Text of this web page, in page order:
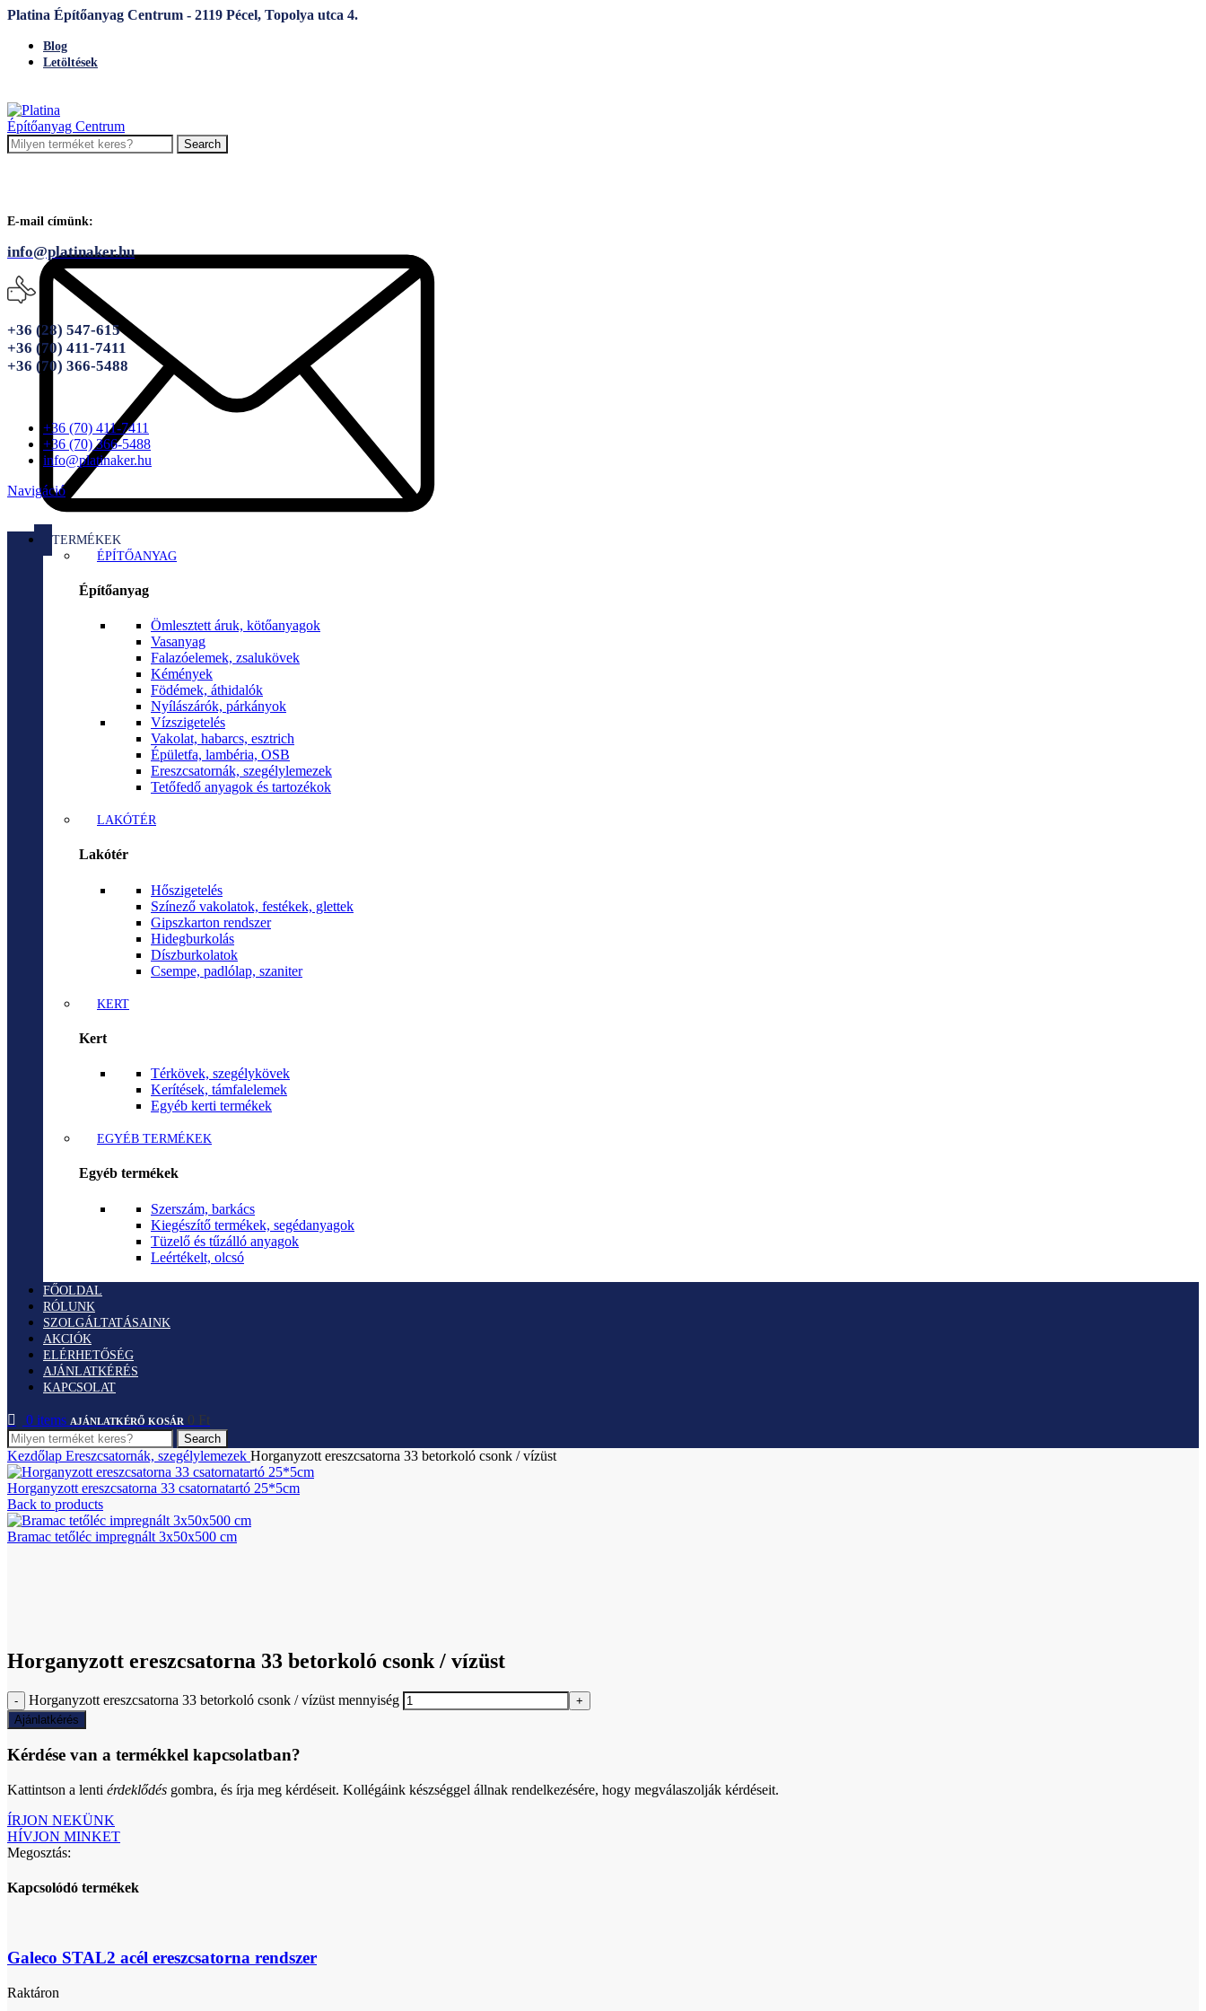
Platina Építőanyag Centrum - 2119 Pécel, Topolya utca 4.
Blog
Letöltések
Search
E-mail címünk:
info@platinaker.hu
+36 (28) 547-615
+36 (70) 411-7411
+36 (70) 366-5488
+36 (70) 411-7411
+36 (70) 366-5488
info@platinaker.hu
Navigáció
TERMÉKEK
ÉPÍTŐANYAG
Építőanyag
Ömlesztett áruk, kötőanyagok
Vasanyag
Falazóelemek, zsalukövek
Kémények
Födémek, áthidalók
Nyílászárók, párkányok
Vízszigetelés
Vakolat, habarcs, esztrich
Épületfa, lambéria, OSB
Ereszcsatornák, szegélylemezek
Tetőfedő anyagok és tartozékok
LAKÓTÉR
Lakótér
Hőszigetelés
Színező vakolatok, festékek, glettek
Gipszkarton rendszer
Hidegburkolás
Díszburkolatok
Csempe, padlólap, szaniter
KERT
Kert
Térkövek, szegélykövek
Kerítések, támfalelemek
Egyéb kerti termékek
EGYÉB TERMÉKEK
Egyéb termékek
Szerszám, barkács
Kiegészítő termékek, segédanyagok
Tüzelő és tűzálló anyagok
Leértékelt, olcsó
FŐOLDAL
RÓLUNK
SZOLGÁLTATÁSAINK
AKCIÓK
ELÉRHETŐSÉG
AJÁNLATKÉRÉS
KAPCSOLAT
0 items 0 Ft
Search
Kezdőlap Ereszcsatornák, szegélylemezek Horganyzott ereszcsatorna 33 betorkoló csonk / vízüst
Horganyzott ereszcsatorna 33 csatornatartó 25*5cm
Back to products
Bramac tetőléc impregnált 3x50x500 cm
Horganyzott ereszcsatorna 33 betorkoló csonk / vízüst
Horganyzott ereszcsatorna 33 betorkoló csonk / vízüst mennyiség
Ajánlatkérés
Kérdése van a termékkel kapcsolatban?
Kattintson a lenti érdeklődés gombra, és írja meg kérdéseit. Kollégáink készséggel állnak rendelkezésére, hogy megválaszolják kérdéseit.
ÍRJON NEKÜNK
HÍVJON MINKET
Megosztás:
Kapcsolódó termékek
Galeco STAL2 acél ereszcsatorna rendszer
Raktáron